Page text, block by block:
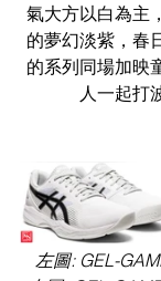
氣大方以白為主
的夢幻淡紫，春
的系列同場加映
人一起打
左圖: GEL-